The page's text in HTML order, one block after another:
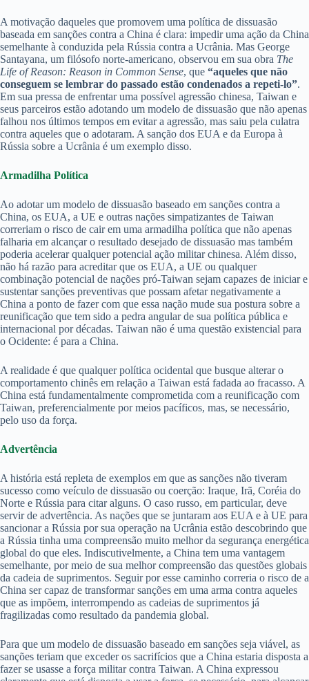
A motivação daqueles que promovem uma política de dissuasão
baseada em sanções contra a China é clara: impedir uma ação da China
semelhante à conduzida pela Rússia contra a Ucrânia. Mas George
Santayana, um filósofo norte-americano, observou em sua obra The
Life of Reason: Reason in Common Sense, que “aqueles que não
conseguem se lembrar do passado estão condenados a repeti-lo”.
Em sua pressa de enfrentar uma possível agressão chinesa, Taiwan e
seus parceiros estão adotando um modelo de dissuasão que não apenas
falhou nos últimos tempos em evitar a agressão, mas saiu pela culatra
contra aqueles que o adotaram. A sanção dos EUA e da Europa à
Rússia sobre a Ucrânia é um exemplo disso.
Armadilha Política
Ao adotar um modelo de dissuasão baseado em sanções contra a
China, os EUA, a UE e outras nações simpatizantes de Taiwan
correriam o risco de cair em uma armadilha política que não apenas
falharia em alcançar o resultado desejado de dissuasão mas também
poderia acelerar qualquer potencial ação militar chinesa. Além disso,
não há razão para acreditar que os EUA, a UE ou qualquer
combinação potencial de nações pró-Taiwan sejam capazes de iniciar e
sustentar sanções preventivas que possam afetar negativamente a
China a ponto de fazer com que essa nação mude sua postura sobre a
reunificação que tem sido a pedra angular de sua política pública e
internacional por décadas. Taiwan não é uma questão existencial para
o Ocidente: é para a China.
A realidade é que qualquer política ocidental que busque alterar o
comportamento chinês em relação a Taiwan está fadada ao fracasso. A
China está fundamentalmente comprometida com a reunificação com
Taiwan, preferencialmente por meios pacíficos, mas, se necessário,
pelo uso da força.
Advertência
A história está repleta de exemplos em que as sanções não tiveram
sucesso como veículo de dissuasão ou coerção: Iraque, Irã, Coréia do
Norte e Rússia para citar alguns. O caso russo, em particular, deve
servir de advertência. As nações que se juntaram aos EUA e à UE para
sancionar a Rússia por sua operação na Ucrânia estão descobrindo que
a Rússia tinha uma compreensão muito melhor da segurança energética
global do que eles. Indiscutivelmente, a China tem uma vantagem
semelhante, por meio de sua melhor compreensão das questões globais
da cadeia de suprimentos. Seguir por esse caminho correria o risco de a
China ser capaz de transformar sanções em uma arma contra aqueles
que as impõem, interrompendo as cadeias de suprimentos já
fragilizadas como resultado da pandemia global.
Para que um modelo de dissuasão baseado em sanções seja viável, as
sanções teriam que exceder os sacrifícios que a China estaria disposta a
fazer se usasse a força militar contra Taiwan. A China expressou